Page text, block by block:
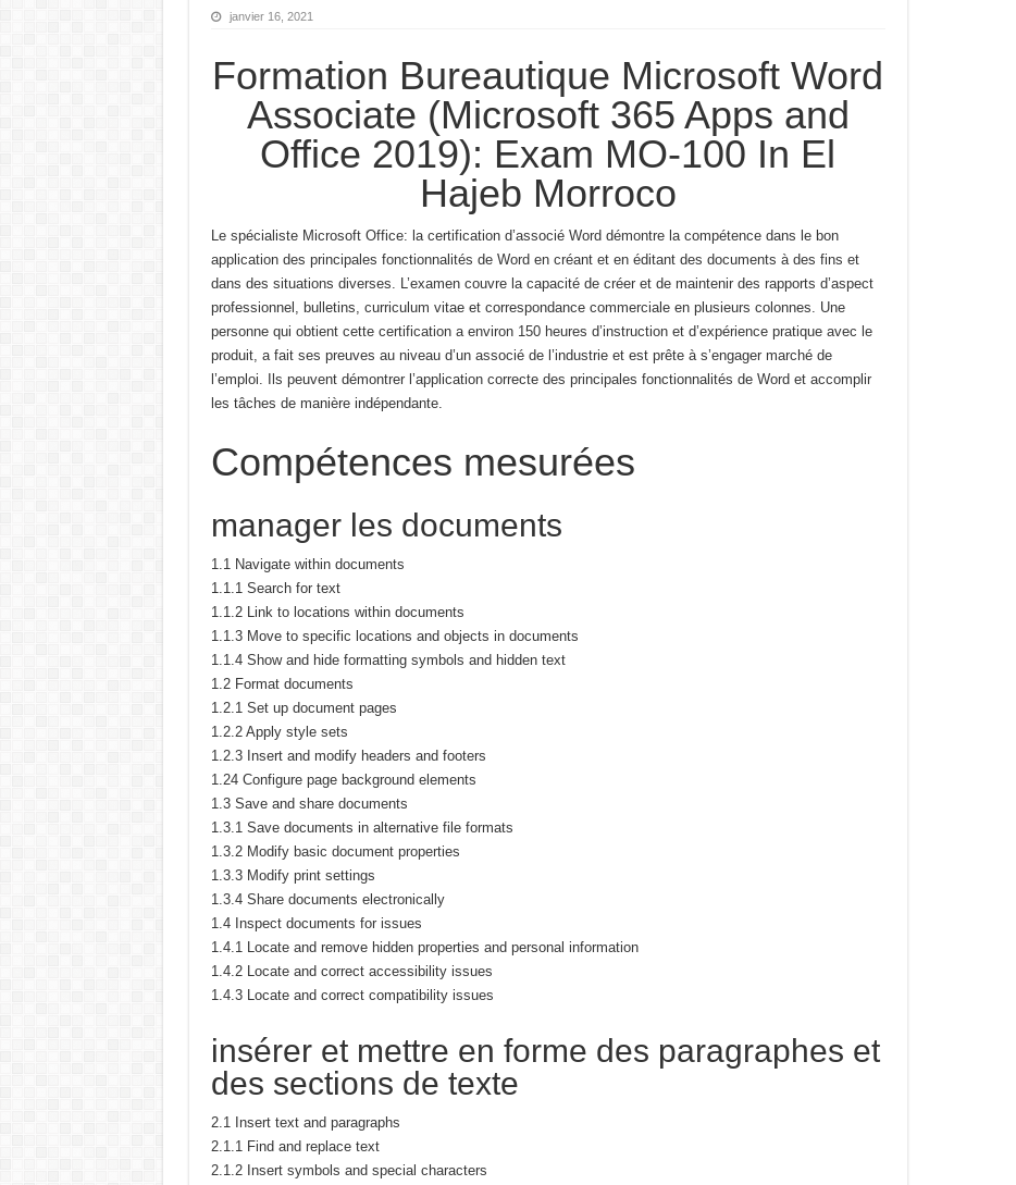
janvier 16, 2021
Formation Bureautique Microsoft Word
Associate (Microsoft 365 Apps and
Office 2019): Exam MO-100 In El
Hajeb Morroco
Le spécialiste Microsoft Office: la certification d’associé Word démontre la compétence dans le bon
application des principales fonctionnalités de Word en créant et en éditant des documents à des fins et
dans des situations diverses. L’examen couvre la capacité de créer et de maintenir des rapports d’aspect
professionnel, bulletins, curriculum vitae et correspondance commerciale en plusieurs colonnes. Une
personne qui obtient cette certification a environ 150 heures d’instruction et d’expérience pratique avec le
produit, a fait ses preuves au niveau d’un associé de l’industrie et est prête à s’engager marché de
l’emploi.
Ils peuvent démontrer l’application correcte des principales fonctionnalités de Word et accomplir
les tâches de manière indépendante.
Compétences mesurées
manager les documents
1.1 Navigate within documents
1.1.1 Search for text
1.1.2 Link to locations within documents
1.1.3 Move to specific locations and objects in documents
1.1.4 Show and hide formatting symbols and hidden text
1.2 Format documents
1.2.1 Set up document pages
1.2.2 Apply style sets
1.2.3 Insert and modify headers and footers
1.24 Configure page background elements
1.3 Save and share documents
1.3.1 Save documents in alternative file formats
1.3.2 Modify basic document properties
1.3.3 Modify print settings
1.3.4 Share documents electronically
1.4 Inspect documents for issues
1.4.1 Locate and remove hidden properties and personal information
1.4.2 Locate and correct accessibility issues
1.4.3 Locate and correct compatibility issues
insérer et mettre en forme des paragraphes et
des sections de texte
2.1 Insert text and paragraphs
2.1.1 Find and replace text
2.1.2 Insert symbols and special characters